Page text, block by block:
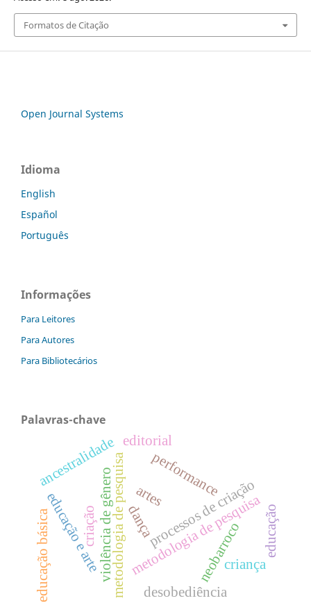
Formatos de Citação
Open Journal Systems
Idioma
English
Español
Português
Informações
Para Leitores
Para Autores
Para Bibliotecários
Palavras-chave
metodologia de pesquisa
metodologia de pesquisa processos de criação
artes
dança
performance
ancestralidade
neobarroco
desobediência
violência de gênero
editorial
educação
educação e arte
criação
criança
educação básica